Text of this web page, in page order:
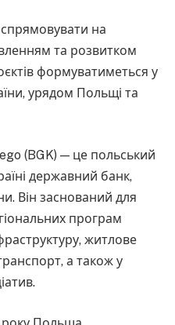
на
та розвитком
формуватиметься у
урядом Польщі та
(BGK) — це польський
державний банк,
Він заснований для
програм
житлове
а також у